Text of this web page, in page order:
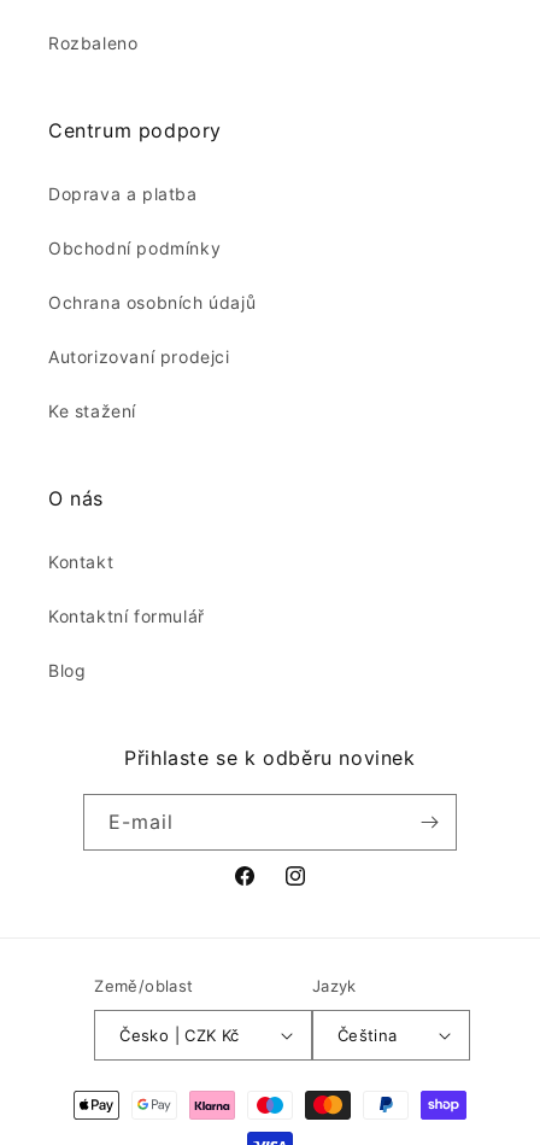
Rozbaleno
Centrum podpory
Doprava a platba
Obchodní podmínky
Ochrana osobních údajů
Autorizovaní prodejci
Ke stažení
O nás
Kontakt
Kontaktní formulář
Blog
Přihlaste se k odběru novinek
E-mail
FacebookInstagram
Země/oblast
Česko | CZK Kč
Jazyk
Čeština
Platební
metody